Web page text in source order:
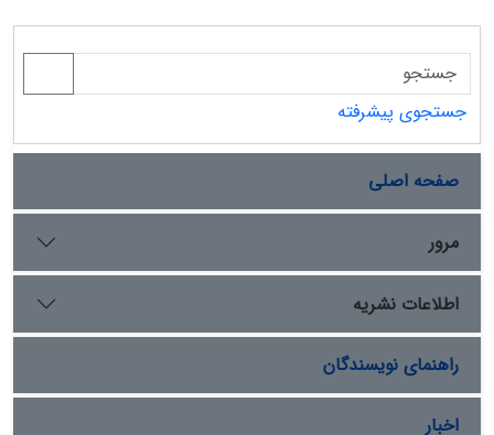
جستجوی پیشرفته
صفحه اصلی
مرور
اطلاعات نشریه
راهنمای نویسندگان
اخبار